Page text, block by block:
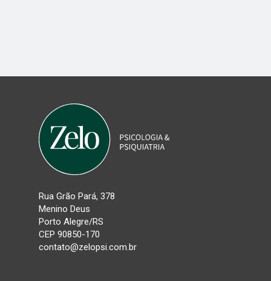
Rua Grão Pará, 378
Menino Deus
Porto Alegre/RS
CEP 90850-170
contato@zelopsi.com.br